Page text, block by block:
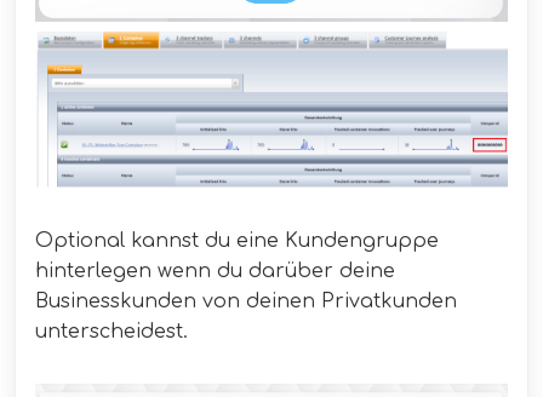
Optional kannst du eine Kundengruppe
hinterlegen wenn du darüber deine
Businesskunden von deinen Privatkunden
unterscheidest.